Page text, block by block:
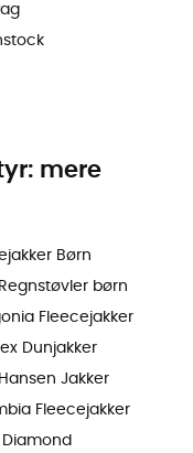
mere
Børn
børn
Fleecejakker
Dunjakker
Jakker
Fleecejakker
Diamond